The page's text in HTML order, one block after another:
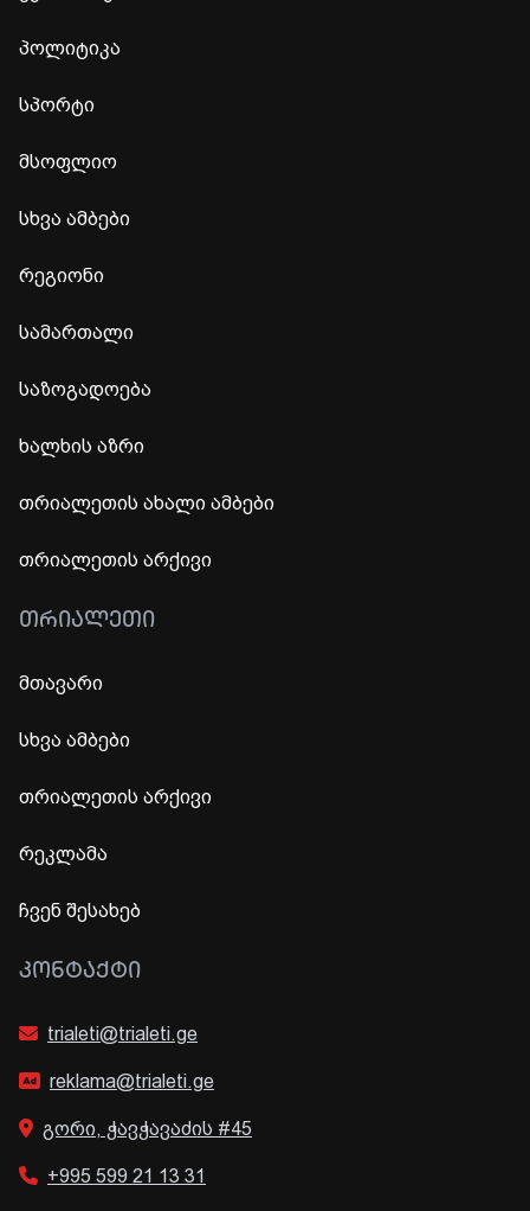
პოლიტიკა
სპორტი
მსოფლიო
სხვა ამბები
რეგიონი
სამართალი
საზოგადოება
ხალხის აზრი
თრიალეთის ახალი ამბები
თრიალეთის არქივი
ᲗᲠᲘᲐᲚᲔᲗᲘ
მთავარი
სხვა ამბები
თრიალეთის არქივი
რეკლამა
ჩვენ შესახებ
ᲙᲝᲜᲢᲐᲥᲢᲘ
trialeti@trialeti.ge
reklama@trialeti.ge
გორი, ჭავჭავაძის #45
+995 599 21 13 31